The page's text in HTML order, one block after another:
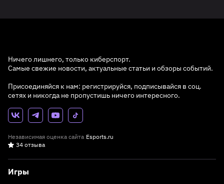
Ничего лишнего, только киберспорт.
Самые свежие новости, актуальные статьи и обзоры событий.
Присоединяйся к нам: регистрируйся, подписывайся в соц.
сетях и никогда не пропустишь ничего интересного.
Независимая оценка сайта Esports.ru
34 отзыва
Игры